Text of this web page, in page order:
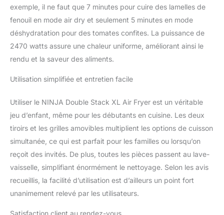
FONCTIONS DE
CUISSON : Max Crisp,
Cuire, Réchauffer,
Déshydrater. Jusqu'à 75
% moins de matières
fonction Air Fry (*Testé
à la main). Fonctions
SYNC & MATCH sur 2
sans huile Ninja Double
Stack 9,5 L (prise UE), 2
tiroirs 4,75 L, 2 plaques
de cuisson non
adhésives, 2 grilles,
pinces. Pièces
compatibles lave-
exemple, il ne faut que 7 minutes pour cuire des lamelles de
fenouil en mode air dry et seulement 5 minutes en mode
déshydratation pour des tomates confites. La puissance de
2470 watts assure une chaleur uniforme, améliorant ainsi le
rendu et la saveur des aliments.
Utilisation simplifiée et entretien facile
Utiliser le NINJA Double Stack XL Air Fryer est un véritable
jeu d’enfant, même pour les débutants en cuisine. Les deux
tiroirs et les grilles amovibles multiplient les options de cuisson
simultanée, ce qui est parfait pour les familles ou lorsqu’on
reçoit des invités. De plus, toutes les pièces passent au lave-
vaisselle, simplifiant énormément le nettoyage. Selon les avis
recueillis, la facilité d’utilisation est d’ailleurs un point fort
unanimement relevé par les utilisateurs.